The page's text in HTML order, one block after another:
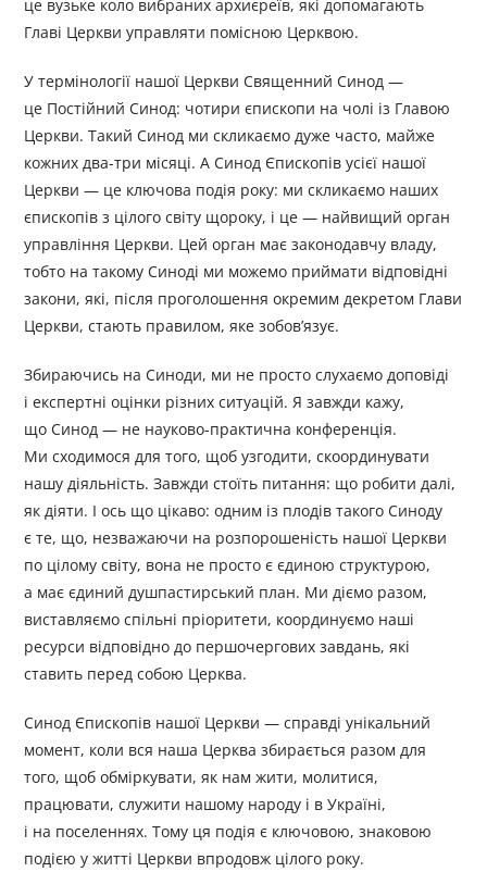
це вузьке коло вибраних архиєреїв, які допомагають
Главі Церкви управляти помісною Церквою.
У термінології нашої Церкви Священний Синод —
це Постійний Синод: чотири єпископи на чолі із Главою
Церкви. Такий Синод ми скликаємо дуже часто, майже
кожних два-три місяці. А Синод Єпископів усієї нашої
Церкви — це ключова подія року: ми скликаємо наших
єпископів з цілого світу щороку, і це — найвищий орган
управління Церкви. Цей орган має законодавчу владу,
тобто на такому Синоді ми можемо приймати відповідні
закони, які, після проголошення окремим декретом Глави
Церкви, стають правилом, яке зобов’язує.
Збираючись на Синоди, ми не просто слухаємо доповіді
і експертні оцінки різних ситуацій. Я завжди кажу,
що Синод — не науково-практична конференція.
Ми сходимося для того, щоб узгодити, скоординувати
нашу діяльність. Завжди стоїть питання: що робити далі,
як діяти. І ось що цікаво: одним із плодів такого Синоду
є те, що, незважаючи на розпорошеність нашої Церкви
по цілому світу, вона не просто є єдиною структурою,
а має єдиний душпастирський план. Ми діємо разом,
виставляємо спільні пріоритети, координуємо наші
ресурси відповідно до першочергових завдань, які
ставить перед собою Церква.
Синод Єпископів нашої Церкви — справді унікальний
момент, коли вся наша Церква збирається разом для
того, щоб обміркувати, як нам жити, молитися,
працювати, служити нашому народу і в Україні,
і на поселеннях. Тому ця подія є ключовою, знаковою
подією у житті Церкви впродовж цілого року.